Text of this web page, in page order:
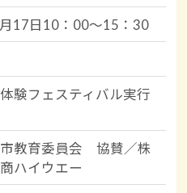
17日10：00～15：30
験フェスティバル実行
教育委員会 協賛／株
ハイウエー